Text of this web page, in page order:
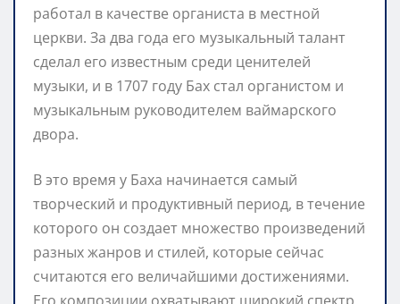
работал в качестве органиста в местной
церкви. За два года его музыкальный талант
сделал его известным среди ценителей
музыки, и в 1707 году Бах стал органистом и
музыкальным руководителем ваймарского
двора.
В это время у Баха начинается самый
творческий и продуктивный период, в течение
которого он создает множество произведений
разных жанров и стилей, которые сейчас
считаются его величайшими достижениями.